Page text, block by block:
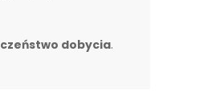
dobycia.